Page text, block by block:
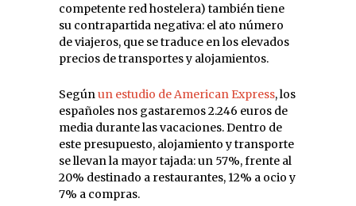
competente red hostelera) también tiene
su contrapartida negativa: el ato número
de viajeros, que se traduce en los elevados
precios de transportes y alojamientos.
Segúnun estudio de American Express, los
españoles nos gastaremos 2.246 euros de
media durante las vacaciones. Dentro de
este presupuesto, alojamiento y transporte
se llevan la mayor tajada: un 57%, frente al
20% destinado a restaurantes, 12% a ocio y
7% a compras.